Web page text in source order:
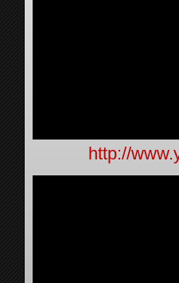
http://